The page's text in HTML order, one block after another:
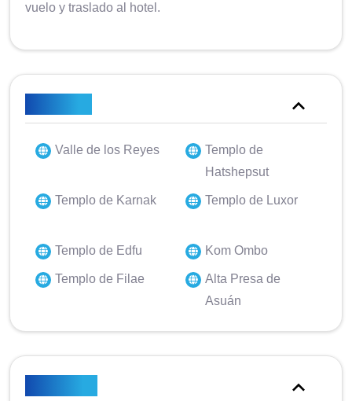
vuelo y traslado al hotel.
Valle de los Reyes
Templo de
Hatshepsut
Templo de Karnak Templo de Luxor
Templo de Edfu Kom Ombo
Templo de Filae
Alta Presa de
Asuán